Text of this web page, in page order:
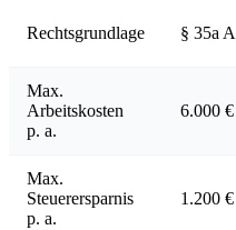
Rechtsgrundlage § 35a
Max.
Arbeitskosten
p. a.
6.000 €
Max.
Steuerersparnis
p. a.
1.200 €